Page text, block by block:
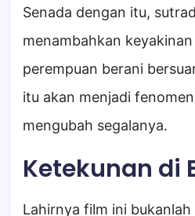
Senada dengan itu,
menambahkan
perempuan berani
itu akan menjadi
mengubah segalanya.
Ketekunan di
Lahirnya film ini